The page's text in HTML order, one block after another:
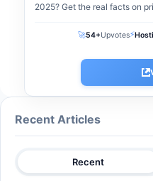
2025? Get the real facts on
🚀54+Upvotes⚡
Recent Articles
Recent